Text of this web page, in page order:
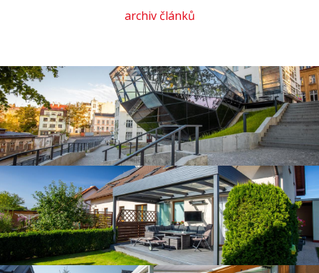
archiv článků
Zastřešená terasy s atikou
Zastřešená terasa blízko Mladé Boleslavi
Zastřešená terasa Černošice